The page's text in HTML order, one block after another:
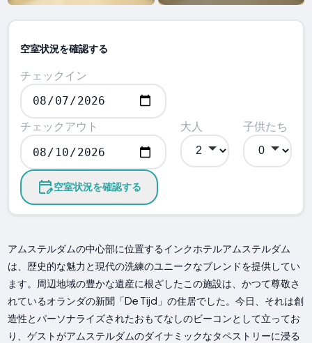
空室状況を確認する
チェックイン
チェックアウト 大人 子供たち
空室状況を確認する
アムステルダムの中心部に位置するインクホテルアムステルダム
は、歴史的な魅力と現代の洗練のユニークなブレンドを提供してい
ます。周辺地域の豊かな遺産に根ざしたこの施設は、かつて尊敬さ
れているオランダの新聞「De Tijd」の住居でした。今日、それは創
造性とパーソナライズされたおもてなしのビーコンとして立ってお
り、ゲストがアムステルダムのダイナミックなタペストリーに浸る